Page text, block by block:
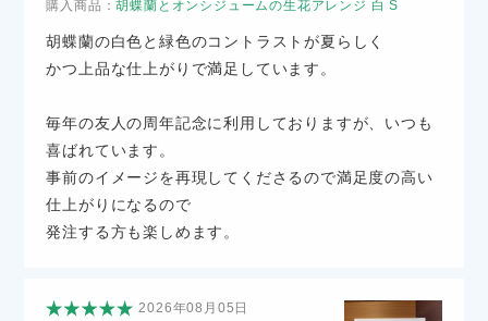
購入商品：胡蝶蘭とオンシジュームの生花アレンジ 白 S
胡蝶蘭の白色と緑色のコントラストが夏らしく
かつ上品な仕上がりで満足しています。
毎年の友人の周年記念に利用しておりますが、いつも
喜ばれています。
事前のイメージを再現してくださるので満足度の高い
仕上がりになるので
発注する方も楽しめます。
2026年08月05日